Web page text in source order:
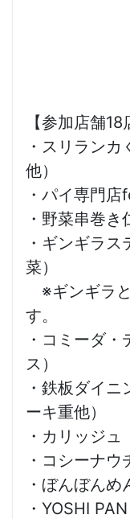
【参加店舗18
・スリラン
他）
・パイ専門店
・野菜串巻き
・ギンギラ
菜）
※ギンギラ
す。
・コミーダ
ス）
・鉄板ダイ
ーキ重他）
・カリッジュ
・コシーナウ
・ぼんぼんめ
・YOSHI